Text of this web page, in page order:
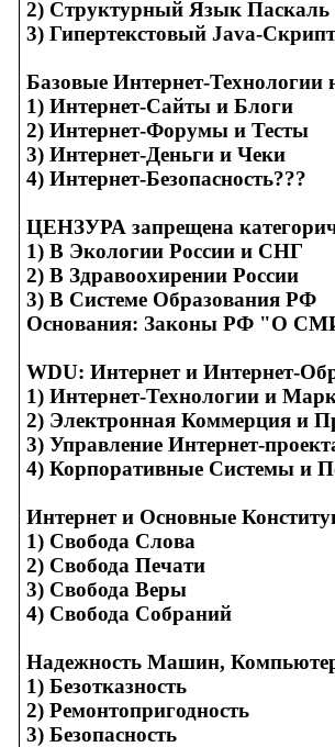
2) Структурный Язык Паскаль
3) Гипертекстовый Java-Скрипт
Базовые Интернет-Технологии
1) Интернет-Сайты и Блоги
2) Интернет-Форумы и Тесты
3) Интернет-Деньги и Чеки
4) Интернет-Безопасность???
ЦЕНЗУРА запрещена
1) В Экологии России и СНГ
2) В Здравоохирении России
3) В Системе Образования РФ
Основания: Законы РФ "О
WDU: Интернет и Интернет-
1) Интернет-Технологии и
2) Электронная Коммерция и
3) Управление Интернет-
4) Корпоративные Системы и
Интернет и Основные
1) Свобода Слова
2) Свобода Печати
3) Свобода Веры
4) Свобода Собраний
Надежность Машин,
1) Безотказность
2) Ремонтопригодность
3) Безопасность